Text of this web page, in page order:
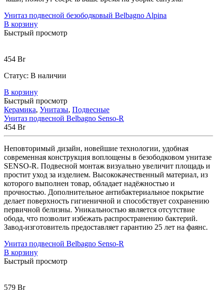
Унитаз подвесной безободковый Belbagno Alpina
В корзину
Быстрый просмотр
454 Br
Статус: В наличии
В корзину
Быстрый просмотр
Керамика, Унитазы, Подвесные
Унитаз подвесной Belbagno Senso-R
454 Br
Неповторимый дизайн, новейшие технологии, удобная
современная конструкция воплощены в безободковом унитазе
SENSO-R. Подвесной монтаж визуально увеличит площадь и
простит уход за изделием. Высококачественный материал, из
которого выполнен товар, обладает надёжностью и
прочностью. Дополнительное антибактериальное покрытие
делает поверхность гигиеничной и способствует сохранению
первичной белизны. Уникальностью является отсутствие
обода, что позволит избежать распространению бактерий.
Завод-изготовитель предоставляет гарантию 25 лет на фаянс.
Унитаз подвесной Belbagno Senso-R
В корзину
Быстрый просмотр
579 Br